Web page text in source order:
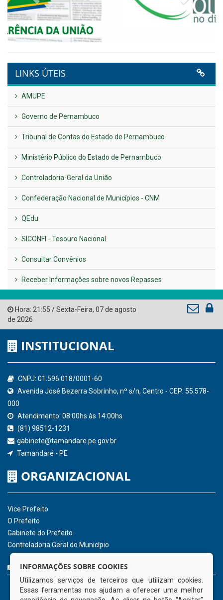
Plano Diretor – 2026
Publicado em: 14 de maio de 2026
VER TODAS NOTÍCIAS
UTILIDADE PÚBLICA
Previous
LINKS ÚTEIS
AMUPE
Governo de Pernambuco
Tribunal de Contas do Estado de Pernambuco
Ministério Público do Estado de Pernambuco
Controladoria-Geral da União
Confederação Nacional de Municípios - CNM
QEdu
Consultar Convênios
Receber Informações sobre novos Repasses
Hora:21:55/ Sexta-Feira,07 de agosto
de 2026
INSTITUCIONAL
CNPJ: 01.596.018/0001-60
000
Atendimento: 08:00hs às 14:00hs
(81) 98512-1231
INFORMAÇÕES SOBRE COOKIES
Utilizamos serviços de terceiros que utilizam cookies.
Essas ferramentas nos ajudam a oferecer uma melhor